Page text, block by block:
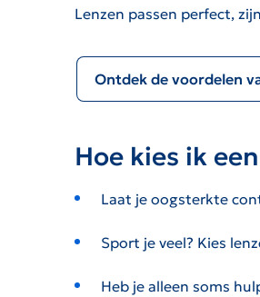
Lenzen passen perfect,
Ontdek de voordelen
Hoe kies ik
Laat je oogsterkte
Sport je veel? Kies
Heb je alleen soms